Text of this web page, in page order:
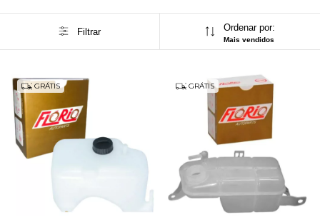
Filtrar Ordenar por:
Mais vendidos
GRÁTIS GRÁTIS